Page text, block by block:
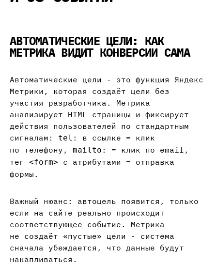
АВТОМАТИЧЕСКИЕ ЦЕЛИ: КАК
МЕТРИКА ВИДИТ КОНВЕРСИИ САМА
Автоматические цели - это функция Яндекс
Метрики, которая создаёт цели без
участия разработчика. Метрика
анализирует HTML страницы и фиксирует
действия пользователей по стандартным
сигналам: tel:
в ссылке = клик
по телефону, mailto:
= клик по email,
тег <form> с атрибутами = отправка
формы.
Важный нюанс: автоцель появится, только
если на сайте реально происходит
соответствующее событие. Метрика
не создаёт «пустые» цели - система
сначала убеждается, что данные будут
накапливаться.